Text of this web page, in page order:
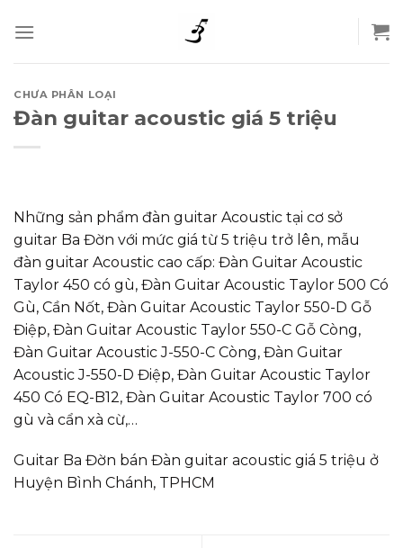
to
content
CHƯA PHÂN LOẠI
Đàn guitar acoustic giá 5 triệu
Những sản phẩm đàn guitar Acoustic tại cơ sở
guitar Ba Đờn với mức giá từ 5 triệu trở lên, mẫu
đàn guitar Acoustic cao cấp: Đàn Guitar Acoustic
Taylor 450 có gù, Đàn Guitar Acoustic Taylor 500 Có
Gù, Cần Nốt, Đàn Guitar Acoustic Taylor 550-D Gỗ
Điệp, Đàn Guitar Acoustic Taylor 550-C Gỗ Còng,
Đàn Guitar Acoustic J-550-C Còng, Đàn Guitar
Acoustic J-550-D Điệp, Đàn Guitar Acoustic Taylor
450 Có EQ-B12, Đàn Guitar Acoustic Taylor 700 có
gù và cẩn xà cừ,…
Guitar Ba Đờn bán Đàn guitar acoustic giá 5 triệu ở
Huyện Bình Chánh, TPHCM